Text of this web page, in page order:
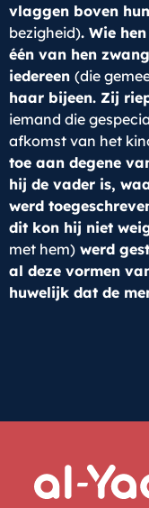
vlaggen boven
bezigheid). Wie
één van hen
iedereen (die
haar bijeen. Zij
iemand die
afkomst van het
toe aan degene
hij de vader is,
werd
dit kon hij niet
met hem) werd
al deze vormen
huwelijk dat de